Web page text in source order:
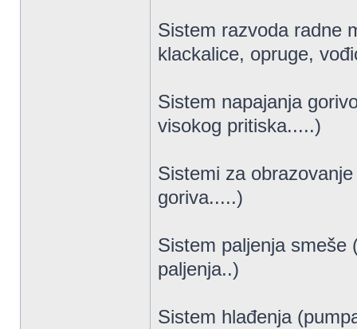
Sistem razvoda radne
klackalice, opruge,
Sistem napajanja
visokog pritiska.....)
Sistemi za
goriva.....)
Sistem paljenja smeše
paljenja..)
Sistem hlađenja